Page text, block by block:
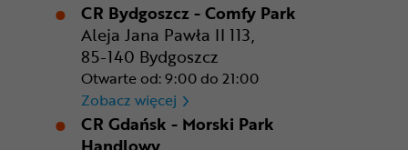
CR Bydgoszcz - Comfy Park
Aleja Jana Pawła II 113,
85-140 Bydgoszcz
Otwarte od: 9:00 do 21:00
Zobacz więcej CR Bydgoszcz - Comfy Park
CR Gdańsk - Morski Park